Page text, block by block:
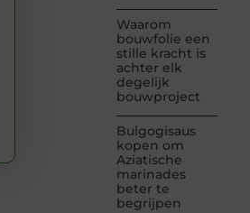
Waarom
bouwfolie een
stille kracht is
achter elk
degelijk
bouwproject
Bulgogisaus
kopen om
Aziatische
marinades
beter te
begrijpen